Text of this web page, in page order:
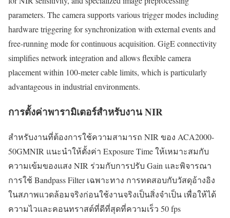
parameters. The camera supports various trigger modes including
hardware triggering for synchronization with external events and
free-running mode for continuous acquisition. GigE connectivity
simplifies network integration and allows flexible camera
placement within 100-meter cable limits, which is particularly
advantageous in industrial environments.
การตั้งค่าพารามิเตอร์สำหรับงาน NIR
สำหรับงานที่ต้องการใช้ความสามารถ NIR ของ ACA2000-
50GMNIR แนะนำให้ตั้งค่า Exposure Time ให้เหมาะสมกับ
ความเข้มของแสง NIR ร่วมกับการปรับ Gain และพิจารณา
การใช้ Bandpass Filter เฉพาะทาง การทดสอบกับวัสดุอ้างอิง
ในสภาพแวดล้อมจริงก่อนใช้งานจริงเป็นสิ่งจำเป็น เพื่อให้ได้
ความไวและคอนทราสต์ที่ดีที่สุดที่ความเร็ว 50 fps